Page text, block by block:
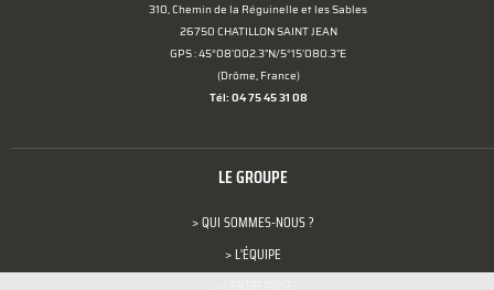
310, Chemin de la Réguinelle et les Sables
26750 CHATILLON SAINT JEAN
GPS : 45°08'002.3"N/5°15'080.3"E
(Drôme, France)
Tél: 04 75 45 31 08
LE GROUPE
> QUI SOMMES-NOUS ?
> L'ÉQUIPE